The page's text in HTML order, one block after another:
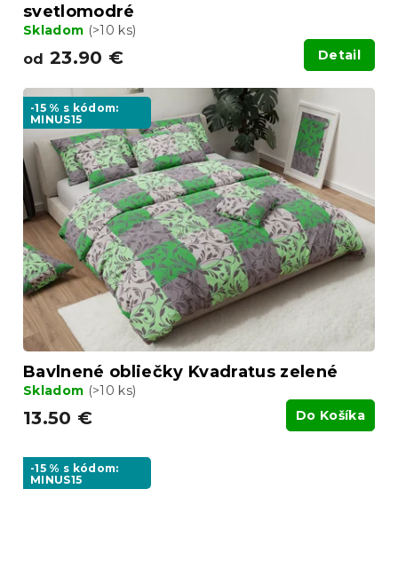
svetlomodré
Skladom (>10 ks)
od 23.90 € Detail
-15 % s kódom:
MINUS15
Bavlnené obliečky Kvadratus zelené
Skladom (>10 ks)
13.50 € Do Košíka
-15 % s kódom:
MINUS15